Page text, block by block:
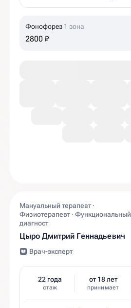
Фонофорез 1 зона
2800 ₽
Мануальный терапевт ·
Физиотерапевт · Функциональный
диагност
Цыро Дмитрий Геннадьевич
Врач-эксперт
22 года
стаж
от 18 лет
принимает